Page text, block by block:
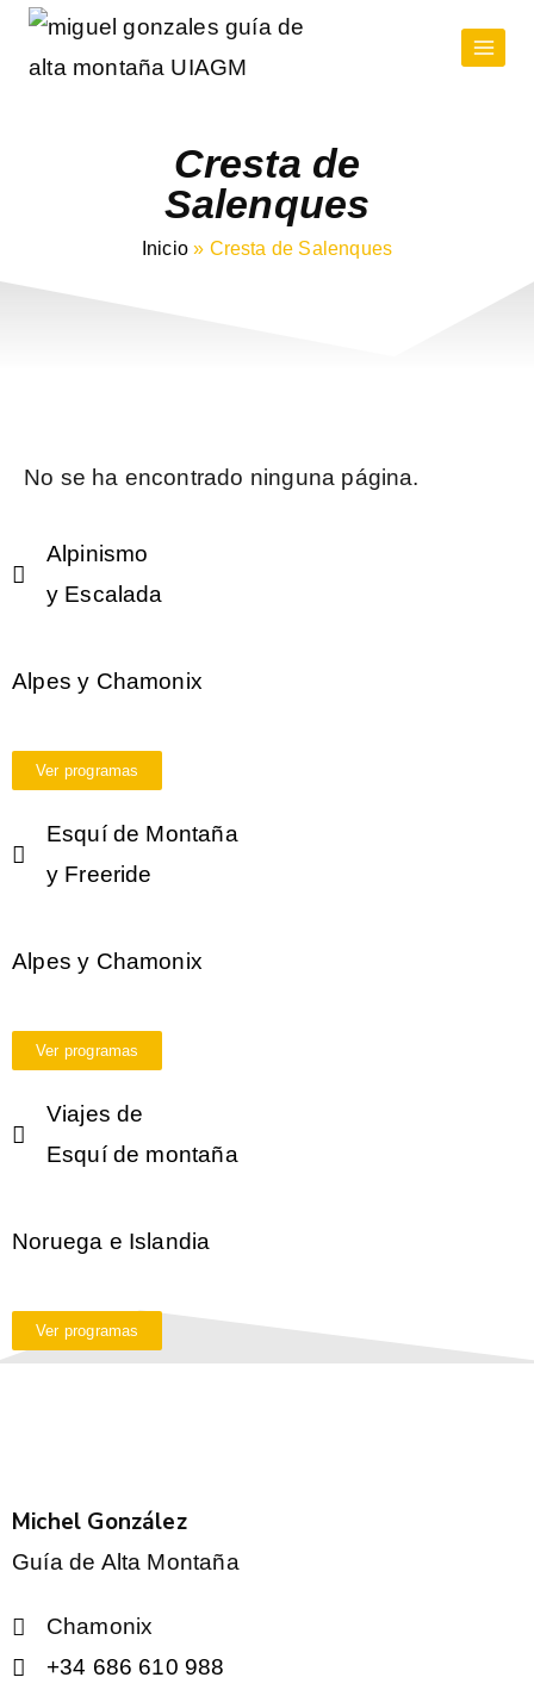
Cresta de
Salenques
Inicio» Cresta de Salenques
No se ha encontrado ninguna página.
Alpinismo
y Escalada
Alpes y Chamonix
Ver programas
Esquí de Montaña
y Freeride
Alpes y Chamonix
Ver programas
Viajes de
Esquí de montaña
Noruega e Islandia
Ver programas
Michel González
Guía de Alta Montaña
Chamonix
+34 686 610 988